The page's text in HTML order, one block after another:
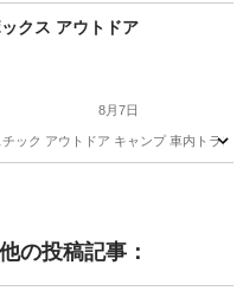
エアフォースワン
クス アウトドア
8月7日
ック アウトドア キャンプ 車内トラ
の投稿記事：